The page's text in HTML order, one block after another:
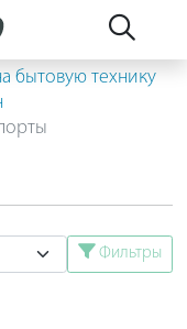
бытовую технику
Фильтры